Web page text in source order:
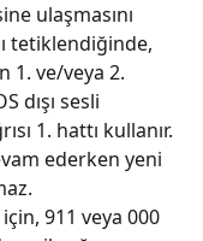
ulaşmasını
tetiklendiğinde,
1. ve/veya 2.
dışı sesli
1. hattı kullanır.
ederken yeni
911 veya 000